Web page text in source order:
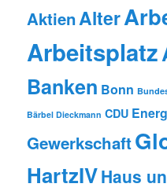
AktienAlter
Arbeitsplatz
Banken Bonn
Bärbel Dieckmann CDU
Gewerkschaft
HartzIVHaus